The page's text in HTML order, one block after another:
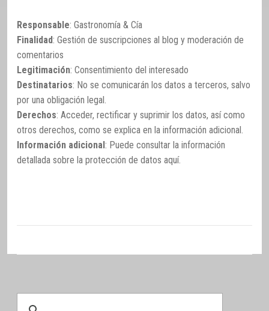
Responsable: Gastronomía & Cía
Finalidad: Gestión de suscripciones al blog y moderación de
comentarios
Legitimación: Consentimiento del interesado
Destinatarios: No se comunicarán los datos a terceros, salvo
por una obligación legal.
Derechos: Acceder, rectificar y suprimir los datos, así como
otros derechos, como se explica en la información adicional.
Información adicional: Puede consultar la información
detallada sobre la protección de datos aquí.